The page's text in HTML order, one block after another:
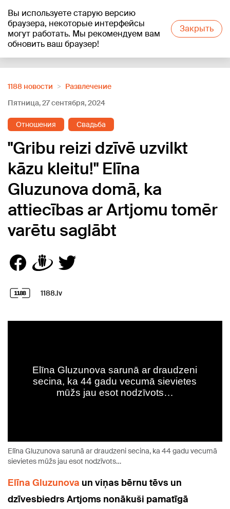
Вы используете старую версию
браузера, некоторые интерфейсы
могут работать. Мы рекомендуем вам
обновить ваш браузер!
Закрыть
+20°C
1188 новости
Развлечение
Пятница, 27 сентября, 2024
Отношения Свадьба
"Gribu reizi dzīvē uzvilkt
kāzu kleitu!" Elīna
Gluzunova domā, ka
attiecības ar Artjomu tomēr
varētu saglābt
1188.lv
Elīna Gluzunova sarunā ar draudzeni secina, ka 44 gadu vecumā
sievietes mūžs jau esot nodzīvots…
Elīna Gluzunova un viņas bērnu tēvs un
dzīvesbiedrs Artjoms nonākuši pamatīgā